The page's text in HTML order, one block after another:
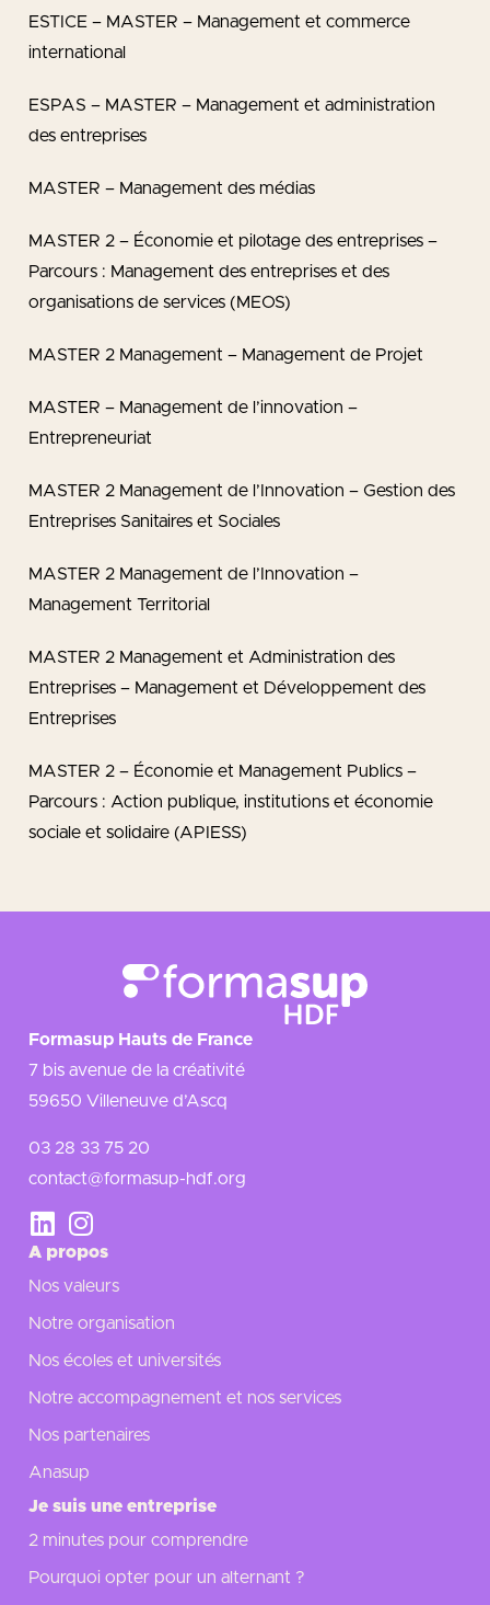
ESTICE – MASTER – Management et commerce
international
ESPAS – MASTER – Management et administration
des entreprises
MASTER – Management des médias
MASTER 2 – Économie et pilotage des entreprises –
Parcours : Management des entreprises et des
organisations de services (MEOS)
MASTER 2 Management – Management de Projet
MASTER – Management de l’innovation –
Entrepreneuriat
MASTER 2 Management de l’Innovation – Gestion des
Entreprises Sanitaires et Sociales
MASTER 2 Management de l’Innovation –
Management Territorial
MASTER 2 Management et Administration des
Entreprises – Management et Développement des
Entreprises
MASTER 2 – Économie et Management Publics –
Parcours : Action publique, institutions et économie
sociale et solidaire (APIESS)
Formasup Hauts de France
7 bis avenue de la créativité
59650 Villeneuve d’Ascq
03 28 33 75 20
contact@formasup-hdf.org
A propos
Nos valeurs
Notre organisation
Nos écoles et universités
Notre accompagnement et nos services
Nos partenaires
Anasup
Je suis une entreprise
2 minutes pour comprendre
Pourquoi opter pour un alternant ?